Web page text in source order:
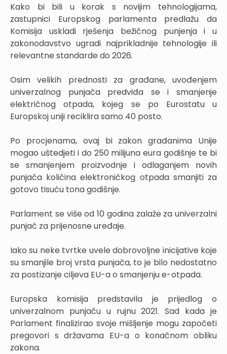
Kako bi bili u korak s novijim tehnologijama,
zastupnici Europskog parlamenta predlažu da
Komisija uskladi rješenja bežičnog punjenja i u
zakonodavstvo ugradi najprikladnije tehnologije ili
relevantne standarde do 2026.
Osim velikih prednosti za građane, uvođenjem
univerzalnog punjača predviđa se i smanjenje
električnog otpada, kojeg se po Eurostatu u
Europskoj uniji reciklira samo 40 posto.
Po procjenama, ovaj bi zakon građanima Unije
mogao uštedjeti i do 250 milijuna eura godišnje te bi
se smanjenjem proizvodnje i odlaganjem novih
punjača količina elektroničkog otpada smanjiti za
gotovo tisuću tona godišnje.
Parlament se više od 10 godina zalaže za univerzalni
punjač za prijenosne uređaje.
Iako su neke tvrtke uvele dobrovoljne inicijative koje
su smanjile broj vrsta punjača, to je bilo nedostatno
za postizanje ciljeva EU-a o smanjenju e-otpada.
Europska komisija predstavila je prijedlog o
univerzalnom punjaču u rujnu 2021. Sad kada je
Parlament finalizirao svoje mišljenje mogu započeti
pregovori s državama EU-a o konačnom obliku
zakona.